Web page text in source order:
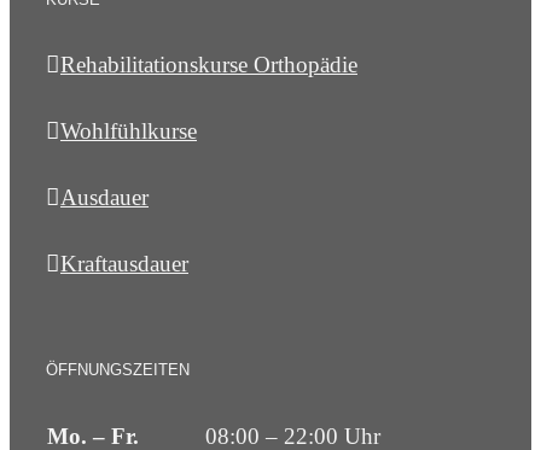
Rehabilitationskurse Orthopädie
Wohlfühlkurse
Ausdauer
Kraftausdauer
ÖFFNUNGSZEITEN
Mo. – Fr.
08:00 – 22:00 Uhr